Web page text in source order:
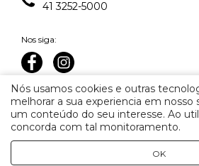
Nós usamos cookies e outras
melhorar a sua experiencia em nosso
um conteúdo do seu interesse. Ao
concorda com tal monitoramento.
OK
41 3252-5000
Nos siga: